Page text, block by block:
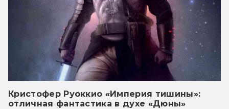
Кристофер Руоккио «Империя тишины»:
отличная фантастика в духе «Дюны»